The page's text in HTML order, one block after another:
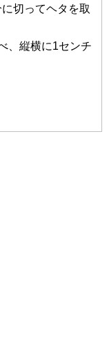
切ってヘタを取
、縦横に1センチ